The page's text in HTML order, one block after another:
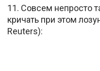
11. Совсем непросто
кричать при этом
Reuters):